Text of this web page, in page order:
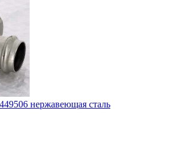
нержавеющая сталь